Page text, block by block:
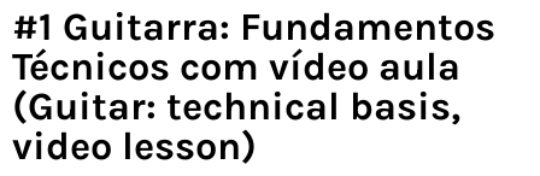
#1 Guitarra: Fundamentos
Técnicos com vídeo aula
(Guitar: technical basis,
video lesson)